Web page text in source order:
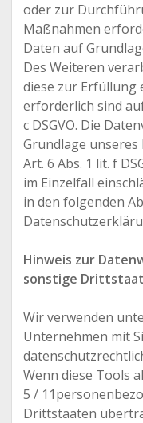
oder zur
Maßnahmen
Daten auf
Des Weiteren
diese zur Erfüllung
erforderlich sind
c DSGVO. Die
Grundlage
Art. 6 Abs. 1 lit. f
im Einzelfall
in den folgenden
Hinweis zur
sonstige
Wir verwenden
Unternehmen mit
Wenn diese Tools
5 /
Drittstaaten